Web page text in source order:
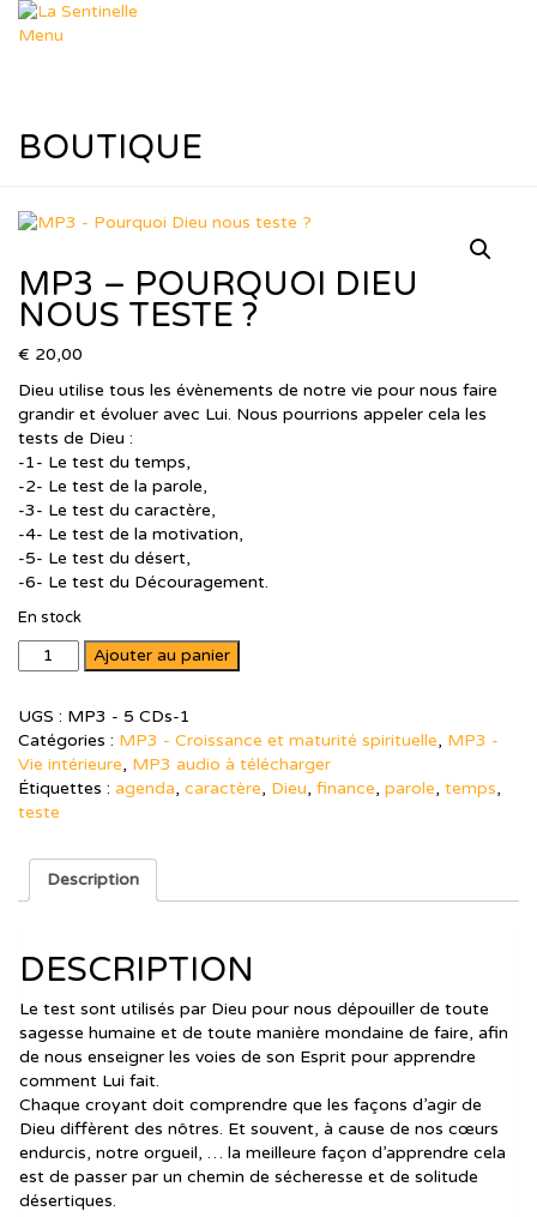
Aller
Menu
Dép. Femmes & Enfants
Dép. Soutien Spirituel
Nos thèmes
Ressources Pastorales
Téléchargements
Agenda
Le Blog de Muriel
Boutique
Panier
Contact
BOUTIQUE
MP3 – POURQUOI DIEU
NOUS TESTE ?
€ 20,00
Dieu utilise tous les évènements de notre vie pour nous faire
grandir et évoluer avec Lui. Nous pourrions appeler cela les
tests de Dieu :
-1- Le test du temps,
-2- Le test de la parole,
-3- Le test du caractère,
-4- Le test de la motivation,
-5- Le test du désert,
-6- Le test du Découragement.
En stock
quantité
de
-
Pourquoi
Dieu
nous
teste
Ajouter au panier
UGS : MP3 - 5 CDs-1
Catégories : MP3 - Croissance et maturité spirituelle, MP3 -
Vie intérieure, MP3 audio à télécharger
Étiquettes : agenda, caractère, Dieu, finance, parole, temps,
teste
Description
DESCRIPTION
Le test sont utilisés par Dieu pour nous dépouiller de toute
sagesse humaine et de toute manière mondaine de faire, afin
de nous enseigner les voies de son Esprit pour apprendre
comment Lui fait.
Chaque croyant doit comprendre que les façons d’agir de
Dieu diffèrent des nôtres. Et souvent, à cause de nos cœurs
endurcis, notre orgueil, … la meilleure façon d’apprendre cela
est de passer par un chemin de sécheresse et de solitude
désertiques.